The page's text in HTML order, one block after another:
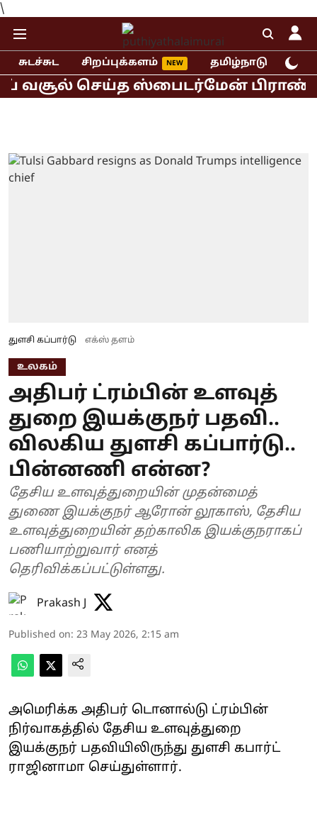
\
சுடச்சுட சிறப்புக்களம் தமிழ்நாடு
செய்த ஸ்பைடர்மேன் பிராண்ட்
துளசி கப்பார்டு எக்ஸ் தளம்
உலகம்
அதிபர் ட்ரம்பின் உளவுத்
துறை இயக்குநர் பதவி..
விலகிய துளசி கப்பார்டு..
பின்னணி என்ன?
தேசிய உளவுத்துறையின் முதன்மைத்
துணை இயக்குநர் ஆரோன் லூகாஸ், தேசிய
உளவுத்துறையின் தற்காலிக இயக்குநராகப்
பணியாற்றுவார் எனத்
தெரிவிக்கப்பட்டுள்ளது.
Prakash J
Published on: 23 May 2026, 2:15 am
அமெரிக்க அதிபர் டொனால்டு ட்ரம்பின்
நிர்வாகத்தில் தேசிய உளவுத்துறை
இயக்குநர் பதவியிலிருந்து துளசி கபார்ட்
ராஜினாமா செய்துள்ளார்.